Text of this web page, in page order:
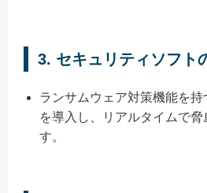
3. セキュリティソフト
ランサムウェア対策機能を持
を導入し、リアルタイムで脅
す。